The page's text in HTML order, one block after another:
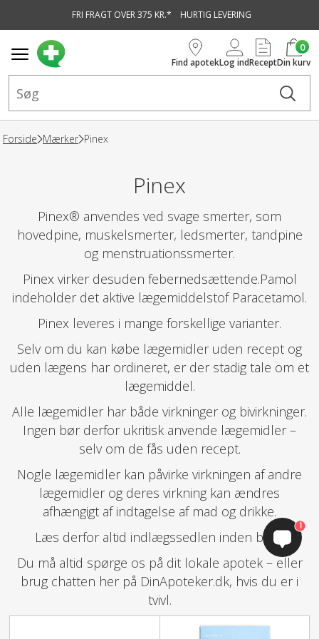
FRI FRAGT OVER 375 KR.* HURTIG LEVERING
Find apotekLog indRecept
0
Din kurv
Forside Mærker Pinex
Pinex
Pinex® anvendes ved svage smerter, som
hovedpine, muskelsmerter, ledsmerter, tandpine
og menstruationssmerter.
Pinex virker desuden febernedsættende.Pamol
indeholder det aktive lægemiddelstof Paracetamol.
Pinex leveres i mange forskellige varianter.
Selv om du kan købe lægemidler uden recept og
uden lægens har ordineret, er der stadig tale om et
lægemiddel.
Alle lægemidler har både virkninger og bivirkninger.
Ingen bør derfor ukritisk anvende lægemidler –
selv om de fås uden recept.
Nogle lægemidler kan påvirke virkningen af andre
lægemidler og deres virkning kan ændres
afhængigt af indtagelse af mad og drikke.
Læs derfor altid indlægssedlen inden brug.
Du må altid spørge os på dit lokale apotek – eller
brug chatten her på DinApoteker.dk, hvis du er i
tvivl.
1